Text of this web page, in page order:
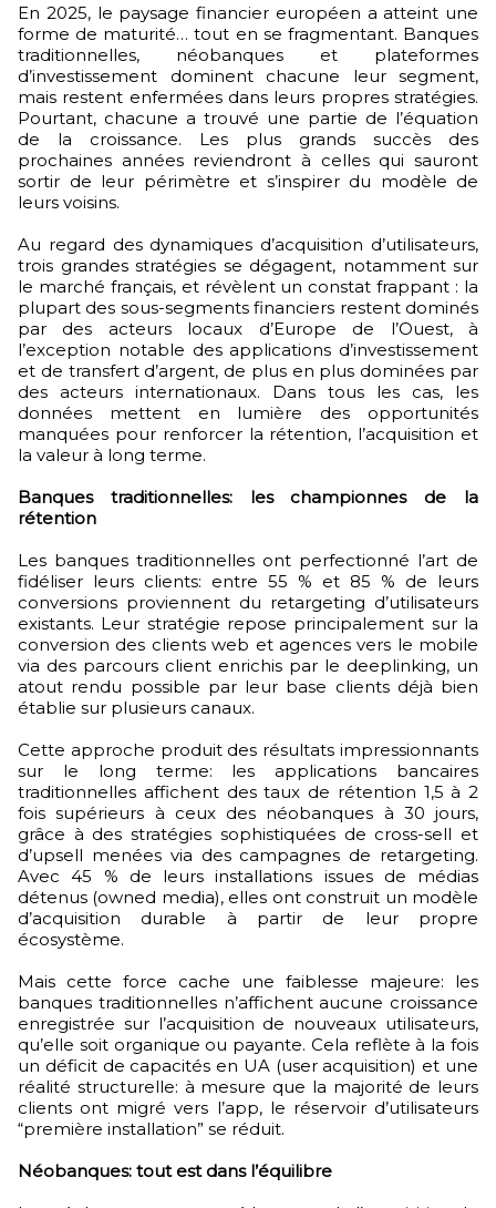
En 2025, le paysage financier européen a atteint une
forme de maturité… tout en se fragmentant. Banques
traditionnelles, néobanques et plateformes
d’investissement dominent chacune leur segment,
mais restent enfermées dans leurs propres stratégies.
Pourtant, chacune a trouvé une partie de l’équation
de la croissance. Les plus grands succès des
prochaines années reviendront à celles qui sauront
sortir de leur périmètre et s’inspirer du modèle de
leurs voisins.
Au regard des dynamiques d’acquisition d’utilisateurs,
trois grandes stratégies se dégagent, notamment sur
le marché français, et révèlent un constat frappant : la
plupart des sous-segments financiers restent dominés
par des acteurs locaux d’Europe de l’Ouest, à
l’exception notable des applications d’investissement
et de transfert d’argent, de plus en plus dominées par
des acteurs internationaux. Dans tous les cas, les
données mettent en lumière des opportunités
manquées pour renforcer la rétention, l’acquisition et
la valeur à long terme.
Banques traditionnelles: les championnes de la
rétention
Les banques traditionnelles ont perfectionné l’art de
fidéliser leurs clients: entre 55 % et 85 % de leurs
conversions proviennent du retargeting d’utilisateurs
existants. Leur stratégie repose principalement sur la
conversion des clients web et agences vers le mobile
via des parcours client enrichis par le deeplinking, un
atout rendu possible par leur base clients déjà bien
établie sur plusieurs canaux.
Cette approche produit des résultats impressionnants
sur le long terme: les applications bancaires
traditionnelles affichent des taux de rétention 1,5 à 2
fois supérieurs à ceux des néobanques à 30 jours,
grâce à des stratégies sophistiquées de cross-sell et
d’upsell menées via des campagnes de retargeting.
Avec 45 % de leurs installations issues de médias
détenus (owned media), elles ont construit un modèle
d’acquisition durable à partir de leur propre
écosystème.
Mais cette force cache une faiblesse majeure: les
banques traditionnelles n’affichent aucune croissance
enregistrée sur l’acquisition de nouveaux utilisateurs,
qu’elle soit organique ou payante. Cela reflète à la fois
un déficit de capacités en UA (user acquisition) et une
réalité structurelle: à mesure que la majorité de leurs
clients ont migré vers l’app, le réservoir d’utilisateurs
“première installation” se réduit.
Néobanques: tout est dans l’équilibre